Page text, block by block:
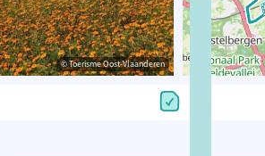
© Toerisme Oost-Vlaanderen
© Toerisme Oost-Vlaanderen